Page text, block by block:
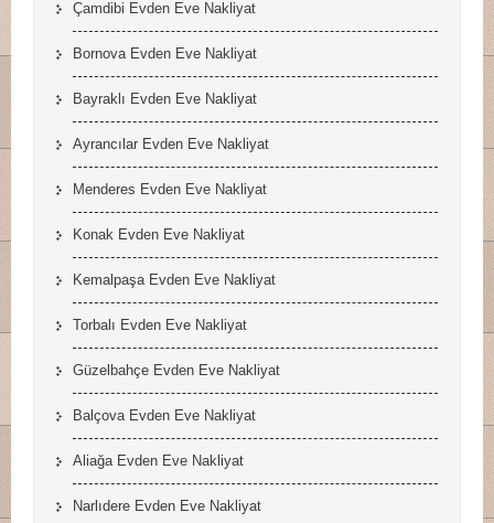
Çamdibi Evden Eve Nakliyat
Bornova Evden Eve Nakliyat
Bayraklı Evden Eve Nakliyat
Ayrancılar Evden Eve Nakliyat
Menderes Evden Eve Nakliyat
Konak Evden Eve Nakliyat
Kemalpaşa Evden Eve Nakliyat
Torbalı Evden Eve Nakliyat
Güzelbahçe Evden Eve Nakliyat
Balçova Evden Eve Nakliyat
Aliağa Evden Eve Nakliyat
Narlıdere Evden Eve Nakliyat